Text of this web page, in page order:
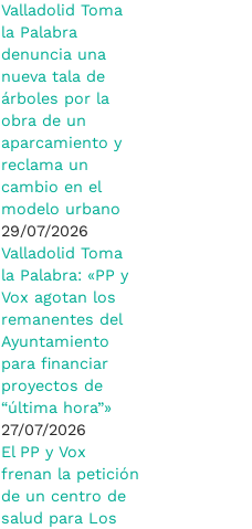
Valladolid Toma
la Palabra
denuncia una
nueva tala de
árboles por la
obra de un
aparcamiento y
reclama un
cambio en el
modelo urbano
29/07/2026
Valladolid Toma
la Palabra: «PP y
Vox agotan los
remanentes del
Ayuntamiento
para financiar
proyectos de
“última hora”»
27/07/2026
El PP y Vox
frenan la petición
de un centro de
salud para Los